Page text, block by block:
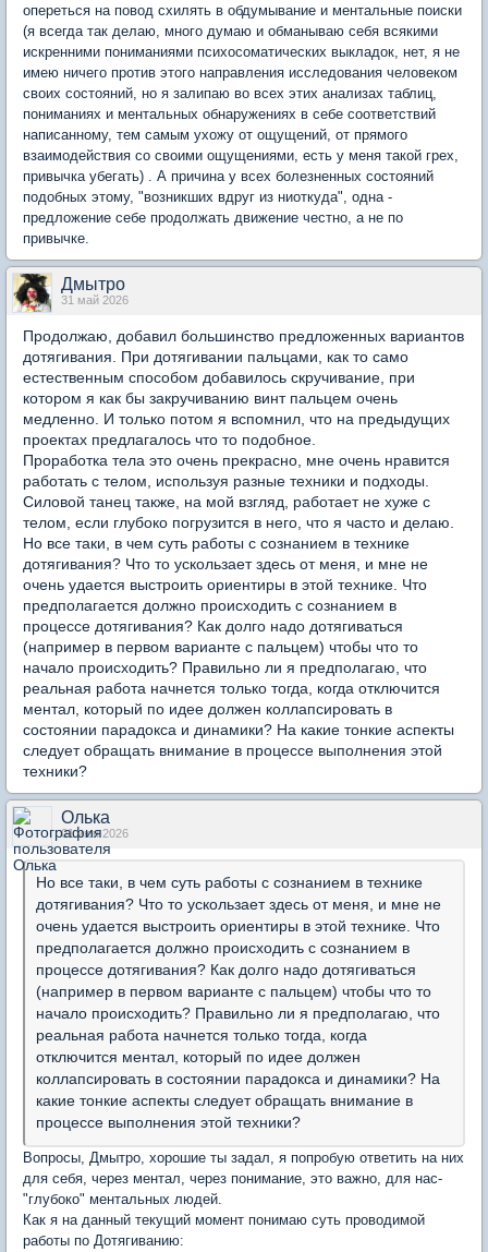
опереться на повод схилять в обдумывание и ментальные поиски
(я всегда так делаю, много думаю и обманываю себя всякими
искренними пониманиями психосоматических выкладок, нет, я не
имею ничего против этого направления исследования человеком
своих состояний, но я залипаю во всех этих анализах таблиц,
пониманиях и ментальных обнаружениях в себе соответствий
написанному, тем самым ухожу от ощущений, от прямого
взаимодействия со своими ощущениями, есть у меня такой грех,
привычка убегать) . А причина у всех болезненных состояний
подобных этому, "возникших вдруг из ниоткуда", одна -
предложение себе продолжать движение честно, а не по
привычке.
Дмытро
31 май 2026
Продолжаю, добавил большинство предложенных вариантов
дотягивания. При дотягивании пальцами, как то само
естественным способом добавилось скручивание, при
котором я как бы закручиванию винт пальцем очень
медленно. И только потом я вспомнил, что на предыдущих
проектах предлагалось что то подобное.
Проработка тела это очень прекрасно, мне очень нравится
работать с телом, используя разные техники и подходы.
Силовой танец также, на мой взгляд, работает не хуже с
телом, если глубоко погрузится в него, что я часто и делаю.
Но все таки, в чем суть работы с сознанием в технике
дотягивания? Что то ускользает здесь от меня, и мне не
очень удается выстроить ориентиры в этой технике. Что
предполагается должно происходить с сознанием в
процессе дотягивания? Как долго надо дотягиваться
(например в первом варианте с пальцем) чтобы что то
начало происходить? Правильно ли я предполагаю, что
реальная работа начнется только тогда, когда отключится
ментал, который по идее должен коллапсировать в
состоянии парадокса и динамики? На какие тонкие аспекты
следует обращать внимание в процессе выполнения этой
техники?
Олька
01 июн 2026
Но все таки, в чем суть работы с сознанием в технике
дотягивания? Что то ускользает здесь от меня, и мне не
очень удается выстроить ориентиры в этой технике. Что
предполагается должно происходить с сознанием в
процессе дотягивания? Как долго надо дотягиваться
(например в первом варианте с пальцем) чтобы что то
начало происходить? Правильно ли я предполагаю, что
реальная работа начнется только тогда, когда
отключится ментал, который по идее должен
коллапсировать в состоянии парадокса и динамики? На
какие тонкие аспекты следует обращать внимание в
процессе выполнения этой техники?
Вопросы, Дмытро, хорошие ты задал, я попробую ответить на них
для себя, через ментал, через понимание, это важно, для нас-
"глубоко" ментальных людей.
Как я на данный текущий момент понимаю суть проводимой
работы по Дотягиванию: